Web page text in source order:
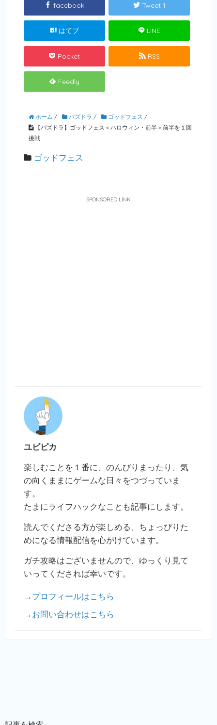
facebook Tweet 1
はてブ LINE
Pocket RSS
Feedly
ホーム / パズドラ / ゴッドフェス /
【パズドラ】ゴッドフェス＜ハロウィン・前半＞前半を１回
挑戦
ゴッドフェス
SPONSORED LINK
ユビピカ
楽しむことを１番に、のんびりまったり、気
の向くままにゲームな日々をつづっていま
す。
たまにライフハックなことも記事にします。
読んでくださる方が楽しめる、ちょっぴりた
めになる情報配信を心がけています。
ガチ攻略はございませんので、ゆっくり見て
いってくだされば幸いです。
→プロフィールはこちら
→お問い合わせはこちら